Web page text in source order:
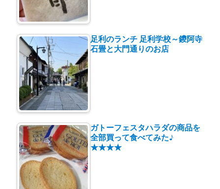
足利のランチ 足利学校～鑁阿寺
石畳と大門通りのお店
ガトーフェスタハラダの商品を
全部買って食べてみた♪
★★★★